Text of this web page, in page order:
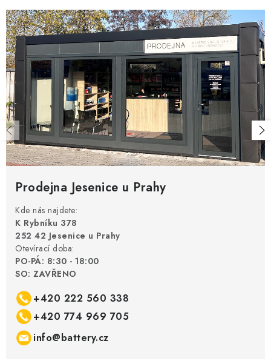
Prodejna Jesenice u Prahy
Kde nás najdete:
K Rybníku 378
252 42 Jesenice u Prahy
Otevírací doba:
PO-PÁ: 8:30 - 18:00
SO: ZAVŘENO
+420 222 560 338
+420 774 969 705
info@battery.cz